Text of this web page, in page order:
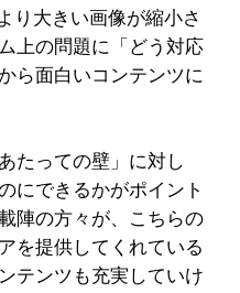
り大きい画像が縮小さ
上の問題に「どう対応
ら面白いコンテンツに
たっての壁」に対し
にできるかがポイント
陣の方々が、こちらの
を提供してくれている
テンツも充実していけ